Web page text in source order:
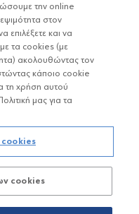
ΑΠΟΔΟΣΗ ΚΑΙ ΟΙ
ΔΙΑΣΦΑΛΙΖΟΥΝ ΤΙΣ
ΑΕΔΑΚ
Δεδομένων
την online
στον
επιλέξετε και να
με τα cookies (με
ακολουθώντας τον
κάποιο cookie
τη χρήση αυτού
μας για τα
cookies
cookies